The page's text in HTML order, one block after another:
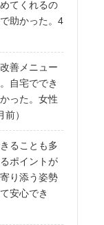
てくれるの
助かった。4
善メニュー
自宅ででき
った。女性
）
ることも多
ポイントが
り添う姿勢
安心でき